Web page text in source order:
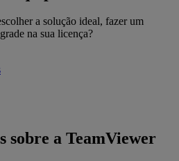
a solução ideal, fazer um
na sua licença?
sobre a TeamViewer